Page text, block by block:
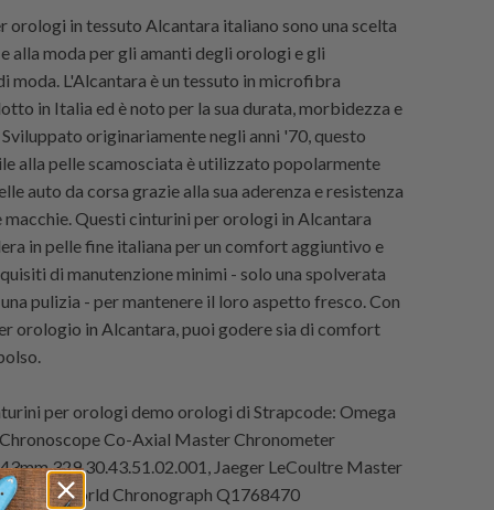
orologi in tessuto Alcantara italiano sono una scelta
alla moda per gli amanti degli orologi e gli
moda. L'Alcantara è un tessuto in microfibra
in Italia ed è noto per la sua durata, morbidezza e
originariamente negli anni '70, questo
alla pelle scamosciata è utilizzato popolarmente
auto da corsa grazie alla sua aderenza e resistenza
macchie. Questi cinturini per orologi in Alcantara
in pelle fine italiana per un comfort aggiuntivo e
di manutenzione minimi - solo una spolverata
pulizia - per mantenere il loro aspetto fresco. Con
orologio in Alcantara, puoi godere sia di comfort
per orologi demo orologi di Strapcode: Omega
Co-Axial Master Chronometer
329.30.43.51.02.001, Jaeger LeCoultre Master
World Chronograph Q1768470